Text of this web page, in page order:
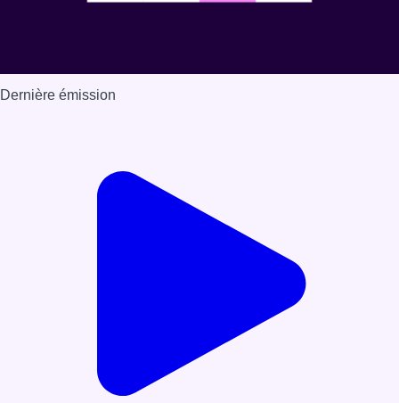
Dernière émission